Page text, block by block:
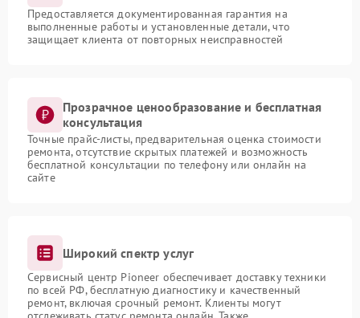
Предоставляется документированная гарантия на
выполненные работы и установленные детали, что
защищает клиента от повторных неисправностей
Прозрачное ценообразование и бесплатная
консультация
Точные прайс-листы, предварительная оценка стоимости
ремонта, отсутствие скрытых платежей и возможность
бесплатной консультации по телефону или онлайн на
сайте
Широкий спектр услуг
Сервисный центр Pioneer обеспечивает доставку техники
по всей РФ, бесплатную диагностику и качественный
ремонт, включая срочный ремонт. Клиенты могут